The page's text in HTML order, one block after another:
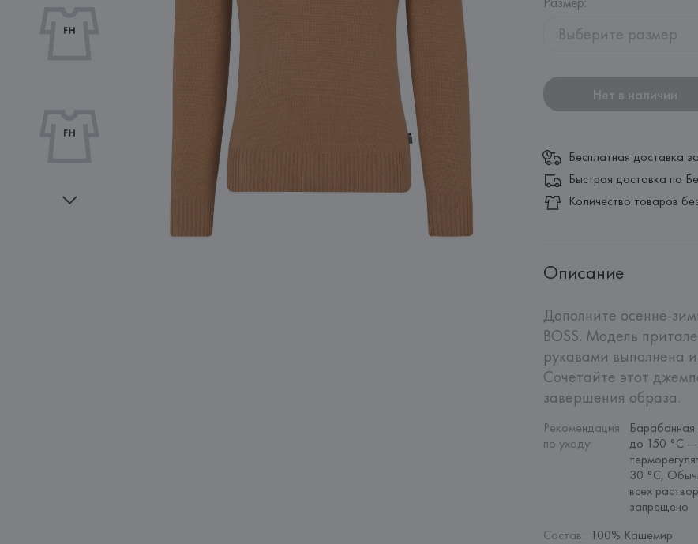
Выберите размер
Нет в наличии
Бесплатная доставка
Быстрая доставка по
Количество товаров
Описание
Дополните осенне-
BOSS. Модель
рукавами выполнена
Сочетайте этот
завершения образа.
Рекомендация
по уходу:
до 150 °C —
30 °C,
всех
запрещено
Состав: 100% Кашемир